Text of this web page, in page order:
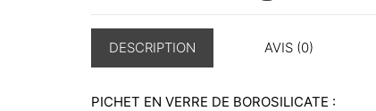
DESCRIPTION AVIS (0)
PICHET EN VERRE DE BOROSILICATE :